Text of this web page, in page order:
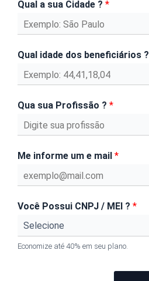
Qual a sua Cidade ? *
Qual idade dos beneficiários ?
Qua sua Profissão ? *
Me informe um e mail *
Você Possui CNPJ / MEI ? *
Economize até 40% em seu plano.